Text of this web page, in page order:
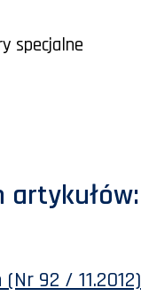
specjalne
artykułów:
92 / 11.2012)